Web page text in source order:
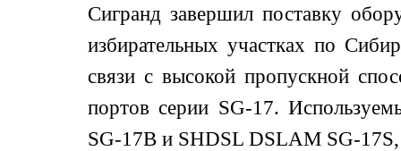
Сигранд завершил поставку
избирательных участках по
связи с высокой пропускной
портов серии SG-17.
SG-17B и SHDSL DSLAM SG-